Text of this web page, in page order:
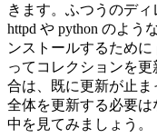
きます。ふつうのディ
httpd や python のよう
ンストールするために
ってコレクションを
合は、既に更新が止ま
全体を更新する必要は
中を見てみましょう。